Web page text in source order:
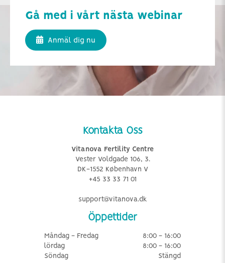
Gå med i vårt nästa webinar
Anmäl dig nu
Kontakta Oss
Vitanova Fertility Centre
Vester Voldgade 106, 3.
DK-1552 København V
+45 33 33 71 01
support@vitanova.dk
Öppettider
Måndag - Fredag
8:00 - 16:00
lördag
8:00 - 16:00
Söndag
Stängd